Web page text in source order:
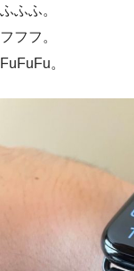
ふふふ。
フフフ。
FuFuFu。